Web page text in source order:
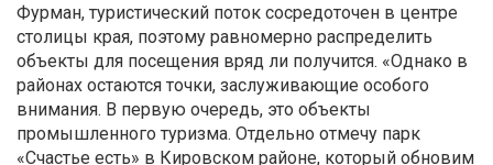
Фурман, туристический поток сосредоточен в центре
столицы края, поэтому равномерно распределить
объекты для посещения вряд ли получится. «Однако в
районах остаются точки, заслуживающие особого
внимания. В первую очередь, это объекты
промышленного туризма. Отдельно отмечу парк
«Счастье есть» в Кировском районе, который обновим